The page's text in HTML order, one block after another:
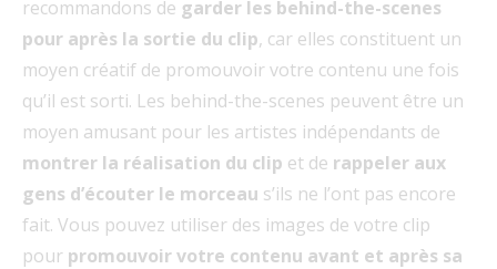
recommandons de garder les behind-the-scenes
pour après la sortie du clip, car elles constituent un
moyen créatif de promouvoir votre contenu une fois
qu’il est sorti. Les behind-the-scenes peuvent être un
moyen amusant pour les artistes indépendants de
montrer la réalisation du clip et de rappeler aux
gens d’écouter le morceau s’ils ne l’ont pas encore
fait. Vous pouvez utiliser des images de votre clip
pour promouvoir votre contenu avant et après sa